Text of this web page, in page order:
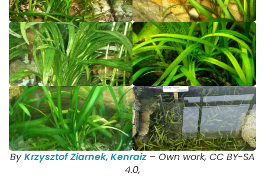
ByKrzysztof Ziarnek, Kenraiz – Own work, CC BY-SA
4.0,